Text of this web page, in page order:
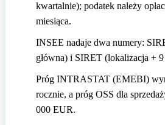
kwartalnie); podatek należy
miesiąca.
INSEE nadaje dwa numery:
główna) i SIRET (lokalizacja +
Próg INTRASTAT (EMEBI)
rocznie, a próg OSS dla
000 EUR.